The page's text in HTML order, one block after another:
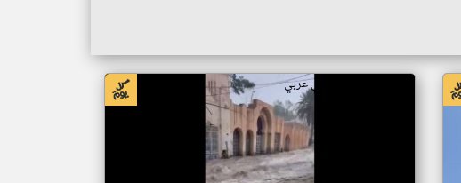
اخبار الجزائر من ار تي عربي